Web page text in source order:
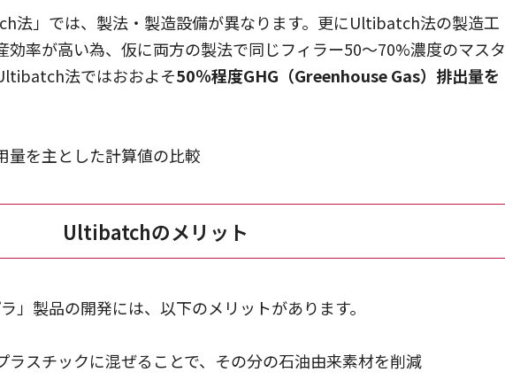
法」では、製法・製造設備が異なります。更にUltibatch法の製造工
効率が高い為、仮に両方の製法で同じフィラー50～70%濃度のマスタ
法ではおおよそ50％程度GHG（Greenhouse Gas）排出量を
を主とした計算値の比較
Ultibatchのメリット
製品の開発には、以下のメリットがあります。
スチックに混ぜることで、その分の石油由来素材を削減